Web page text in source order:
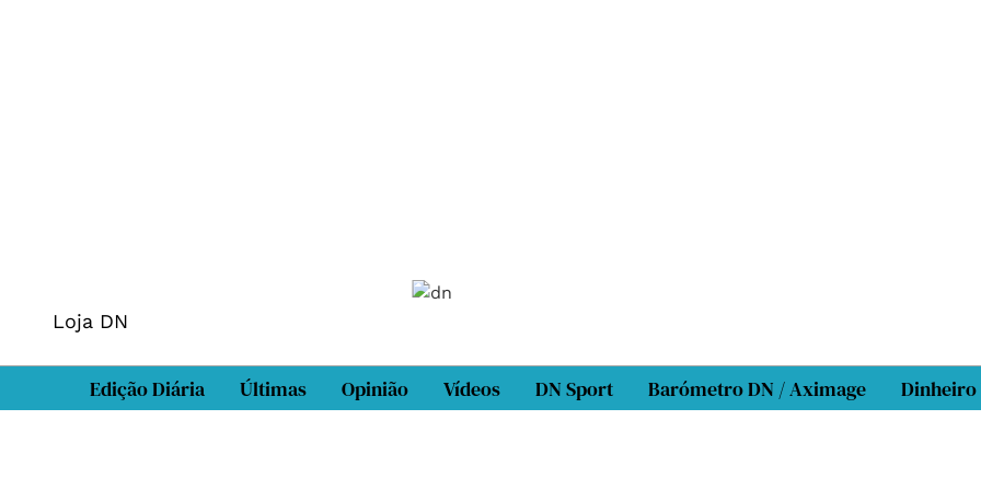
Loja DN
Edição Diária Últimas Opinião Vídeos DN Sport Barómetro DN / Aximage Dinheiro